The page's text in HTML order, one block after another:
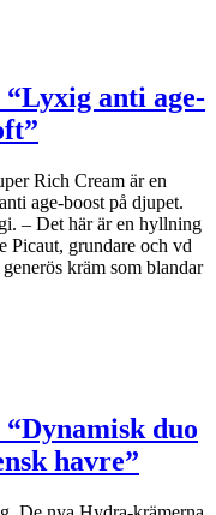
anti age-
Rich Cream är en
age-boost på djupet.
– Det här är en hyllning
Picaut, grundare och vd
kräm som blandar
duo
havre”